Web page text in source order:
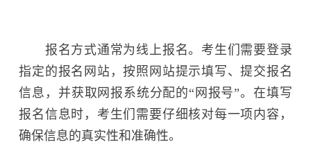
报名方式通常为线上报名。考生们需要登录
指定的报名网站，按照网站提示填写、提交报名
信息，并获取网报系统分配的“网报号”。在填写
报名信息时，考生们需要仔细核对每一项内容，
确保信息的真实性和准确性。